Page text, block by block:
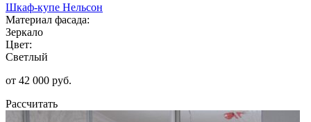
Шкаф-купе Нельсон
Материал фасада:
Зеркало
Цвет:
Светлый
от 42 000 руб.
Рассчитать